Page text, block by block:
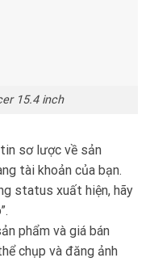
15.4 inch
sơ lược về sản
tài khoản của bạn.
status xuất hiện, hãy
phẩm và giá bán
chụp và đăng ảnh